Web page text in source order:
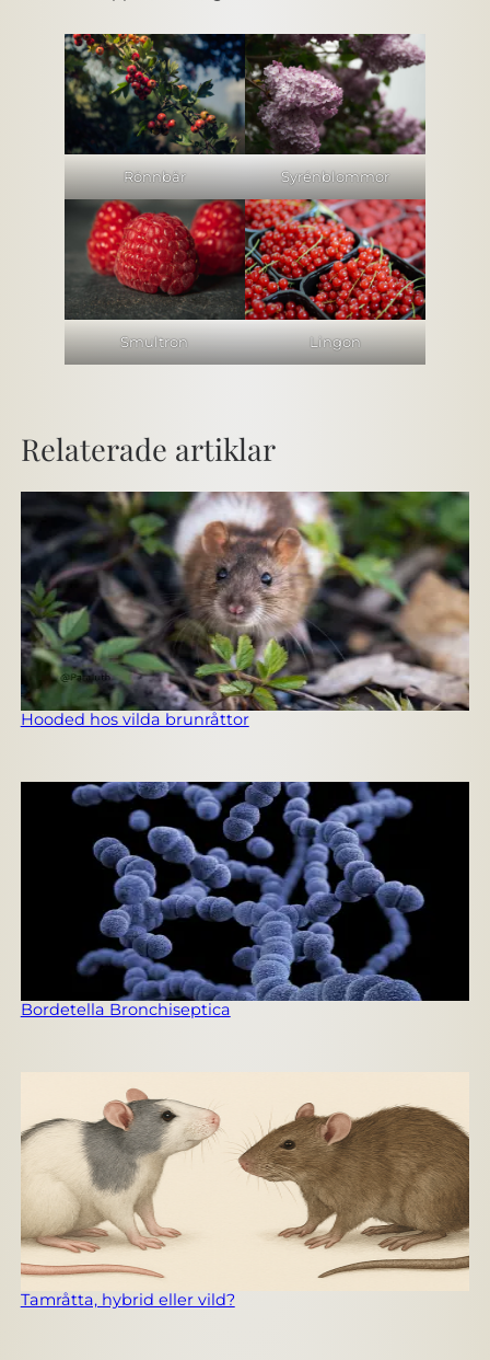
Rönnbär Syrénblommor
Smultron Lingon
Relaterade artiklar
Hooded hos vilda brunråttor
Bordetella Bronchiseptica
Tamråtta, hybrid eller vild?